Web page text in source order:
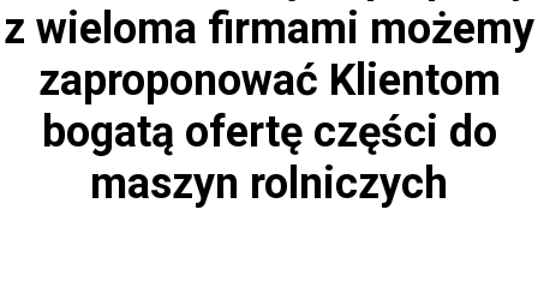
z wieloma firmami możemy
zaproponować Klientom
bogatą ofertę części do
maszyn rolniczych